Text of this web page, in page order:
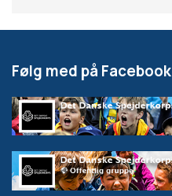
Følg med på Facebook